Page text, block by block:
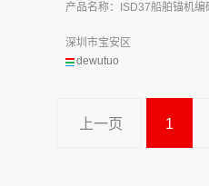
产品名称：ISD37船舶锚机编
dewutuo
深圳市宝安区
上一页 1